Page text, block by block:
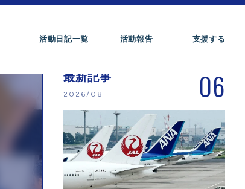
活動日記一覧 活動報告 支援する
最新記事
2026/08 06